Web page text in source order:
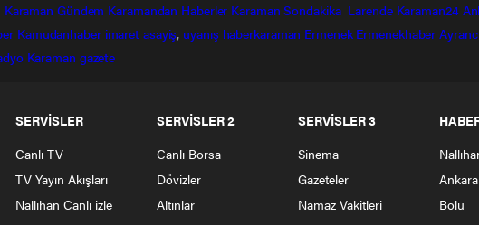
Karaman Gündem Karamandan Haberler Karaman Sondakika Larende Karaman24
Kamudanhaber imaret asayiş, uyanış haberkaraman Ermenek Ermenekhaber
Karaman gazete
SERVİSLER
Canlı TV
TV Yayın Akışları
Nallıhan Canlı izle
SERVİSLER 2
Canlı Borsa
Dövizler
Altınlar
SERVİSLER 3
Sinema
Gazeteler
Namaz Vakitleri
Bolu